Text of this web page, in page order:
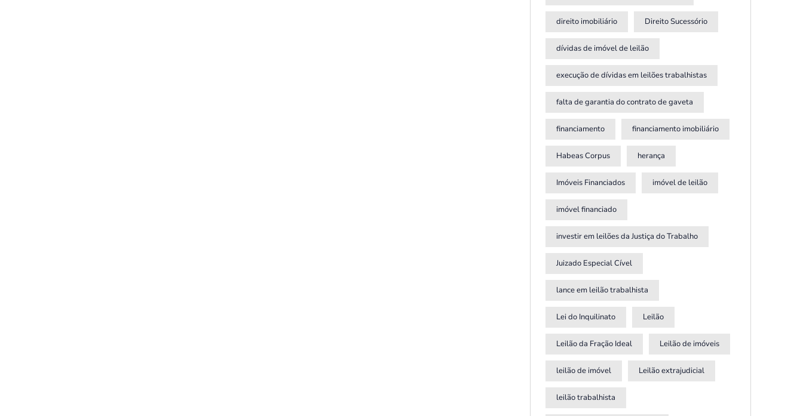
direito imobiliário Direito Sucessório
dívidas de imóvel de leilão
execução de dívidas em leilões trabalhistas
falta de garantia do contrato de gaveta
financiamento financiamento imobiliário
Habeas Corpus herança
Imóveis Financiados imóvel de leilão
imóvel financiado
investir em leilões da Justiça do Trabalho
Juizado Especial Cível
lance em leilão trabalhista
Lei do Inquilinato Leilão
Leilão da Fração Ideal Leilão de imóveis
leilão de imóvel Leilão extrajudicial
leilão trabalhista